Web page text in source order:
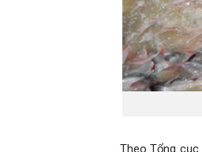
Theo Tổng cục